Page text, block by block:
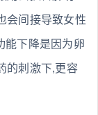
会间接导致女性
能下降是因为卵
的刺激下,更容